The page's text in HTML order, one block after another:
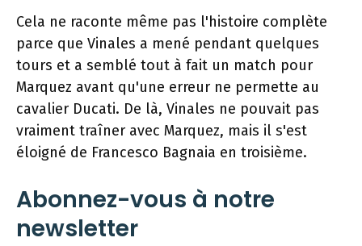
Cela ne raconte même pas l'histoire complète
parce que Vinales a mené pendant quelques
tours et a semblé tout à fait un match pour
Marquez avant qu'une erreur ne permette au
cavalier Ducati. De là, Vinales ne pouvait pas
vraiment traîner avec Marquez, mais il s'est
éloigné de Francesco Bagnaia en troisième.
Abonnez-vous à notre
newsletter